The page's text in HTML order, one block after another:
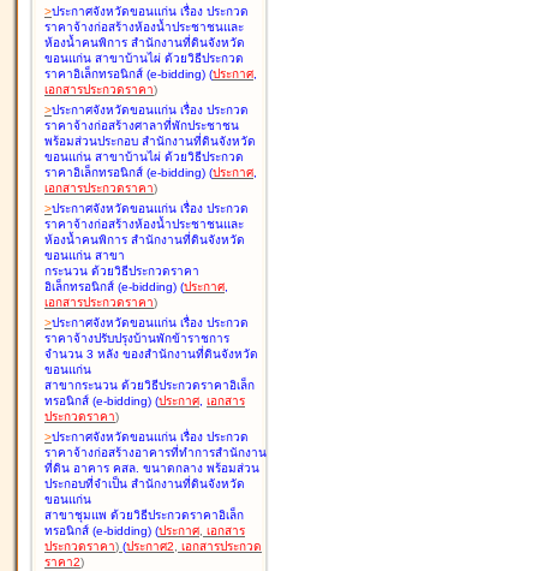
>ประกาศจังหวัดขอนแก่น เรื่อง ประกวด
ราคาจ้างก่อสร้างห้องน้ำประชาชนและ
ห้องน้ำคนพิการ สำนักงานที่ดินจังหวัด
ขอนแก่น สาขาบ้านไผ่ ด้วยวิธีประกวด
ราคาอิเล็กทรอนิกส์ (e-bidding) (ประกาศ,
เอกสารประกวดราคา)
>ประกาศจังหวัดขอนแก่น เรื่อง ประกวด
ราคาจ้างก่อสร้างศาลาที่พักประชาชน
พร้อมส่วนประกอบ สำนักงานที่ดินจังหวัด
ขอนแก่น สาขาบ้านไผ่ ด้วยวิธีประกวด
ราคาอิเล็กทรอนิกส์ (e-bidding) (ประกาศ,
เอกสารประกวดราคา)
>ประกาศจังหวัดขอนแก่น เรื่อง ประกวด
ราคาจ้างก่อสร้างห้องน้ำประชาชนและ
ห้องน้ำคนพิการ สำนักงานที่ดินจังหวัด
ขอนแก่น สาขา
กระนวน ด้วยวิธีประกวดราคา
อิเล็กทรอนิกส์ (e-bidding) (ประกาศ,
เอกสารประกวดราคา)
>ประกาศจังหวัดขอนแก่น เรื่อง ประกวด
ราคาจ้างปรับปรุงบ้านพักข้าราชการ
จำนวน 3 หลัง ของสำนักงานที่ดินจังหวัด
ขอนแก่น
สาขากระนวน ด้วยวิธีประกวดราคาอิเล็ก
ทรอนิกส์ (e-bidding) (ประกาศ, เอกสาร
ประกวดราคา)
>ประกาศจังหวัดขอนแก่น เรื่อง ประกวด
ราคาจ้างก่อสร้างอาคารที่ทำการสำนักงาน
ที่ดิน อาคาร คสล. ขนาดกลาง พร้อมส่วน
ประกอบที่จำเป็น สำนักงานที่ดินจังหวัด
ขอนแก่น
สาขาชุมแพ ด้วยวิธีประกวดราคาอิเล็ก
ทรอนิกส์ (e-bidding) (ประกาศ, เอกสาร
ประกวดราคา) (ประกาศ2, เอกสารประกวด
ราคา2)